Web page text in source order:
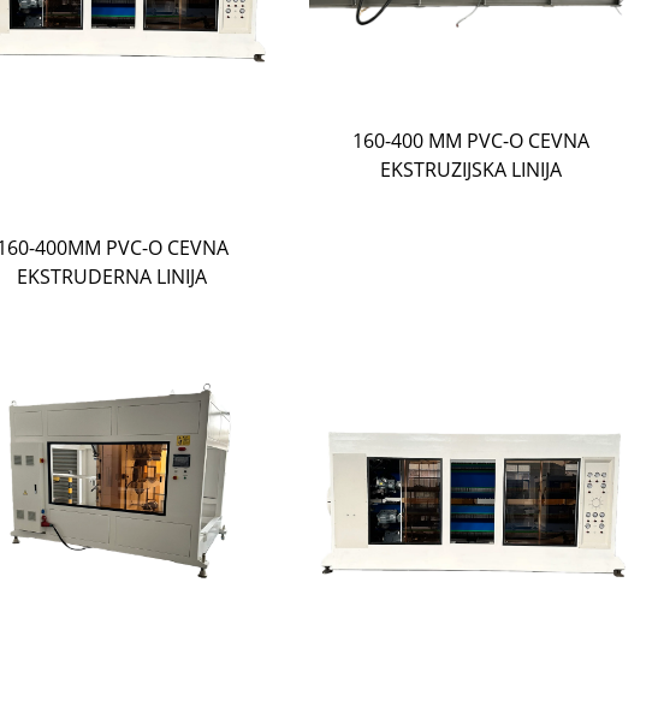
400MM PVC-O CEVNA
EKSTRUDERNA LINIJA
160-400 MM PVC-O CEVNA
EKSTRUZIJSKA LINIJA